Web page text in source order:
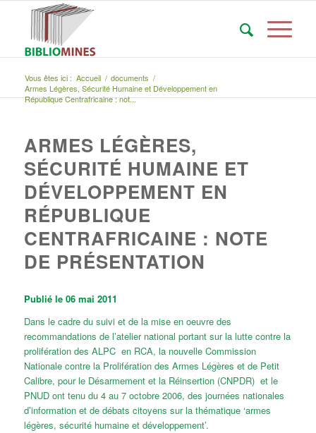
Vous êtes ici : Accueil / documents /
Armes Légères, Sécurité Humaine et Développement en
République Centrafricaine : not...
ARMES LÉGÈRES,
SÉCURITÉ HUMAINE ET
DÉVELOPPEMENT EN
RÉPUBLIQUE
CENTRAFRICAINE : NOTE
DE PRÉSENTATION
Publié le 06 mai 2011
Dans le cadre du suivi et de la mise en oeuvre des
recommandations de l’atelier national portant sur la lutte contre la
prolifération des ALPC en RCA, la nouvelle Commission
Nationale contre la Prolifération des Armes Légères et de Petit
Calibre, pour le Désarmement et la Réinsertion (CNPDR) et le
PNUD ont tenu du 4 au 7 octobre 2006, des journées nationales
d’information et de débats citoyens sur la thématique ‘armes
légères, sécurité humaine et développement’.